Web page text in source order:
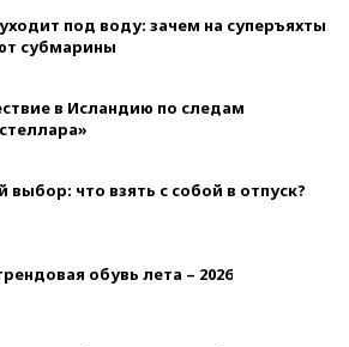
под воду: зачем на суперъяхты
субмарины
в Исландию по следам
что взять с собой в отпуск?
обувь лета – 2026